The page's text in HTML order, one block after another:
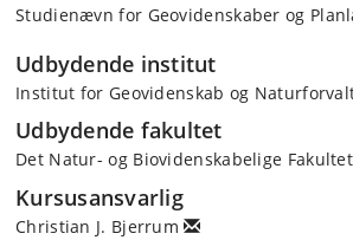
Studienævn for Geovidenskaber og
Udbydende institut
Institut for Geovidenskab og
Udbydende fakultet
Det Natur- og Biovidenskabelige Fakultet
Kursusansvarlig
Christian J. Bjerrum